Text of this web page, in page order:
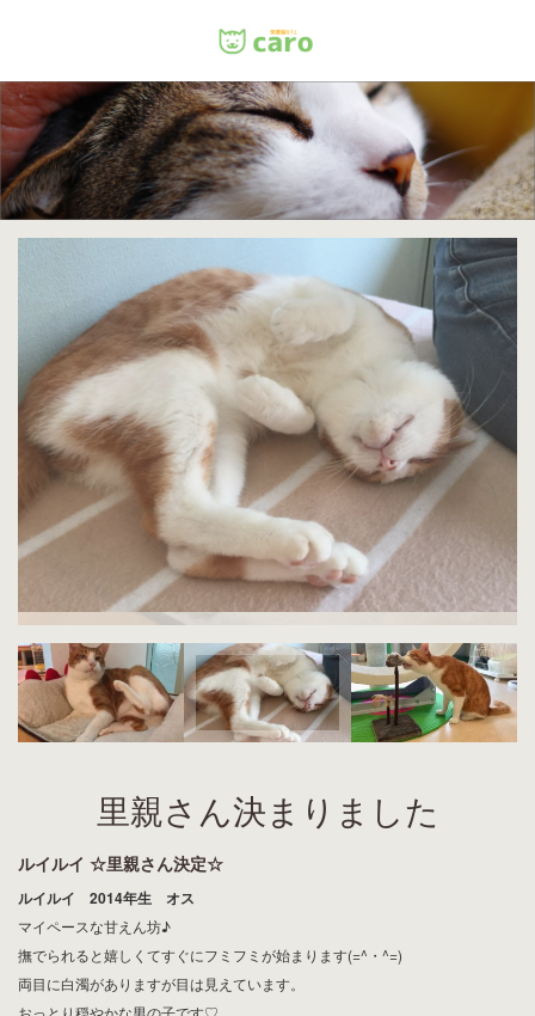
里親さん決まりました
ルイルイ ☆里親さん決定☆
マイペースな甘えん坊♪
撫でられると嬉しくてすぐにフミフミが始まります(=^・^=)
両目に白濁がありますが目は見えています。
おっとり穏やかな男の子です♡
Menu
ホーム
料金
店舗情報
お問い合わせ